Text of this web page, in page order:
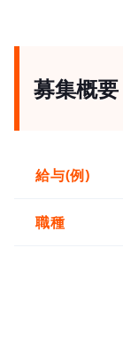
募集概要
給与(例)
職種